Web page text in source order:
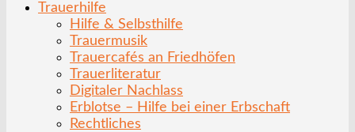
Trauerhilfe
Hilfe & Selbsthilfe
Trauermusik
Trauercafés an Friedhöfen
Trauerliteratur
Digitaler Nachlass
Erblotse – Hilfe bei einer Erbschaft
Rechtliches